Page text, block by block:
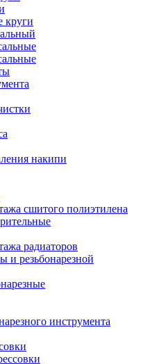
круги
накипи
сшитого полиэтилена
радиаторов
и резьбонарезной
инструмента